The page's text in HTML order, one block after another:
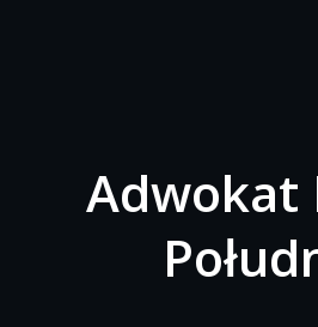
Adwokat